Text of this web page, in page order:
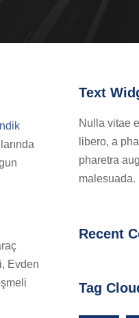
Evden
Text
Nulla vitae
libero, a
pharetra
malesuada.
Recent
Tag